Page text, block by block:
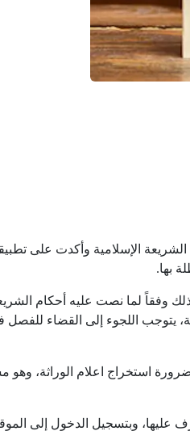
الإسلامية وأكدت على
بها.
وذلك وفقاً لما نصت عليه أحكام
يتوجب اللجوء إلى القضاء
استخراج اعلام الوراثة، وهو
وبتسجيل الدخول إلى